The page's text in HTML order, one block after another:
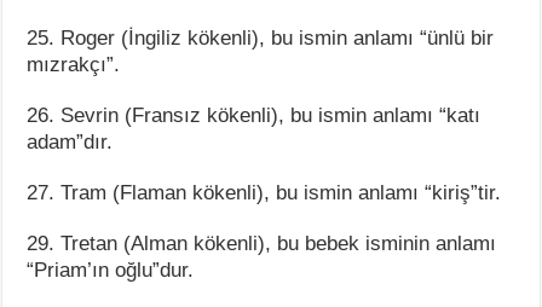
25. Roger (İngiliz kökenli), bu ismin anlamı “ünlü bir
mızrakçı”.
26. Sevrin (Fransız kökenli), bu ismin anlamı “katı
adam”dır.
27. Tram (Flaman kökenli), bu ismin anlamı “kiriş”tir.
29. Tretan (Alman kökenli), bu bebek isminin anlamı
“Priam’ın oğlu”dur.